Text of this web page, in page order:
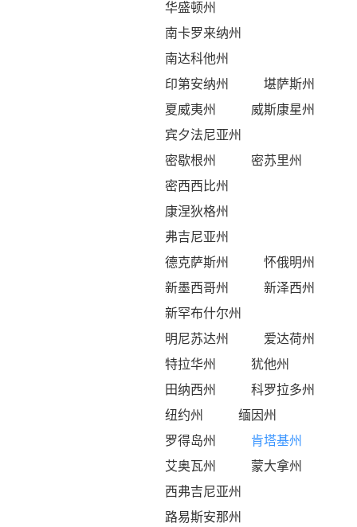
华盛顿州
南卡罗来纳州
南达科他州
印第安纳州
堪萨斯州
夏威夷州
威斯康星州
宾夕法尼亚州
密歇根州
密苏里州
密西西比州
康涅狄格州
弗吉尼亚州
德克萨斯州
怀俄明州
新墨西哥州
新泽西州
新罕布什尔州
明尼苏达州
爱达荷州
特拉华州
犹他州
田纳西州
科罗拉多州
纽约州
缅因州
罗得岛州
肯塔基州
艾奥瓦州
蒙大拿州
西弗吉尼亚州
路易斯安那州